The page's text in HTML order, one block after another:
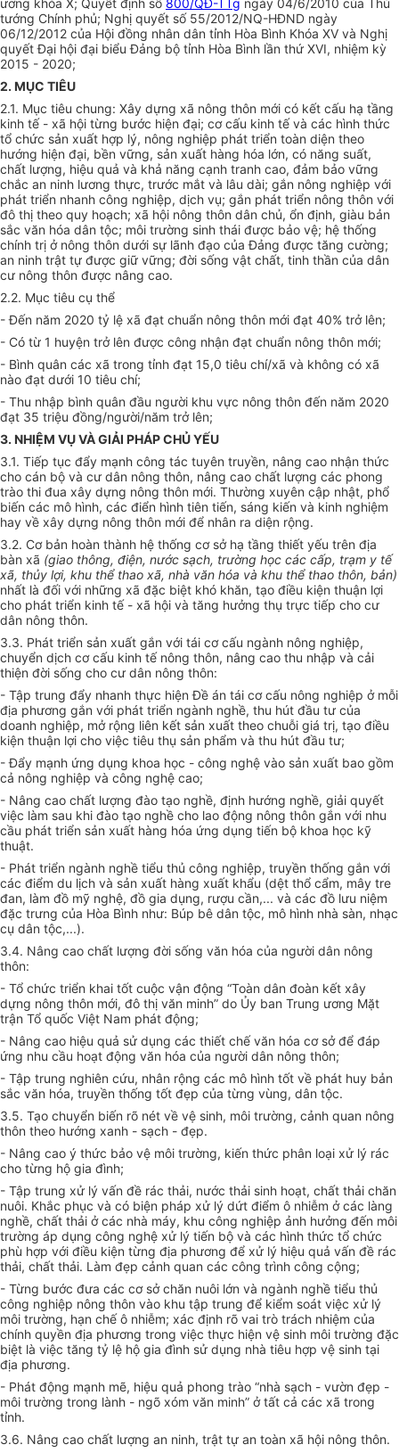
ương khóa X; Quyết định số 800/QĐ-TTg ngày 04/6/2010 của Thủ
tướng Chính phủ; Nghị quyết số55/2012/NQ-HĐND ngày
06/12/2012 của Hội đồng nhân dân tỉnh Hòa Bình Khóa XV và Nghị
quyết Đại hội đại biểu Đảng bộ tỉnh Hòa Bình lần thứ XVI, nhiệm kỳ
2015 - 2020;
2. MỤC TIÊU
2.1. Mục tiêu chung: Xây dựng xã nông thôn mới có kết cấu hạ tầng
kinh tế- xã hội từng bước hiện đại; cơ cấu kinh tếvà các hình thức
tổ chức sản xuất hợp lý, nông nghiệp phát triển toàn diện theo
hướng hiện đại, bền vững, sản xuất hàng hóa lớn, có năng suất,
chất lượng, hiệu quả và khả năng cạnh tranh cao, đảm bảo vững
chắc an ninh lương thực, trước mắt và lâu dài; gắn nông nghiệp với
phát triển nhanh công nghiệp, dịch vụ; gắn phát triển nông thôn với
đô thị theo quy hoạch; xã hội nông thôn dân chủ, ổn định, giàu bản
sắc văn hóa dân tộc; môi trường sinh thái được bảo vệ; hệ thống
chính trị ở nông thôn dưới sự lãnh đạo của Đảng được tăng cường;
an ninh trật tự được giữ vững; đời sống vật chất, tinh thần của dân
cư nông thôn được nâng cao.
2.2. Mục tiêu cụ thể
- Đến năm 2020 tỷ lệ xã đạt chuẩn nông thôn mới đạt 40% trở lên;
- Có từ 1 huyện trở lên được công nhận đạt chuẩn nông thôn mới;
- Bình quân các xã trong tỉnh đạt 15,0 tiêu chí/xã và không có xã
nào đạt dưới 10 tiêu chí;
- Thu nhập bình quân đầu người khu vực nông thôn đến năm 2020
đạt 35 triệu đồng/người/năm trở lên;
3. NHIỆM VỤ VÀ GIẢI PHÁP CHỦ YẾU
3.1. Tiếp tục đẩy mạnh công tác tuyên truyền, nâng cao nhận thức
cho cán bộ và cư dân nông thôn, nâng cao chất lượng các phong
trào thi đua xây dựng nông thôn mới. Thường xuyên cập nhật, phổ
biến các mô hình, các điển hình tiên tiến, sáng kiến và kinh nghiệm
hay về xây dựng nông thôn mới để nhân ra diện rộng.
3.2. Cơ bản hoàn thành hệ thống cơ sở hạ tầng thiết yếu trên địa
bàn xã (giao thông, điện, nước sạch, trường học các cấp, trạm y tế
xã, thủy lợi, khu thể thao xã, nhà văn hóa và khu thể thao thôn, bản)
nhất là đối với những xã đặc biệt khó khăn, tạo điều kiện thuận lợi
cho phát triển kinh tế - xã hội và tăng hưởng thụ trực tiếp cho cư
dân nông thôn.
3.3. Phát triển sản xuất gắn với tái cơ cấu ngành nông nghiệp,
chuyển dịch cơ cấu kinh tế nông thôn, nâng cao thu nhập và cải
thiện đời sống cho cư dân nông thôn:
- Tập trung đẩy nhanh thực hiện Đề án tái cơ cấu nông nghiệp ở mỗi
địa phương gắn với phát triển ngành nghề, thu hút đầu tư của
doanh nghiệp, mở rộng liên kết sản xuất theo chuỗi giá trị, tạo điều
kiện thuận lợi cho việc tiêu thụ sản phẩm và thu hút đầu tư;
- Đẩy mạnh ứng dụng khoa học - công nghệ vào sản xuất bao gồm
cả nông nghiệp và công nghệ cao;
- Nâng cao chất lượng đào tạo nghề, định hướng nghề, giải quyết
việc làm sau khi đào tạo nghề cho lao động nông thôn gắn với nhu
cầu phát triển sản xuất hàng hóa ứng dụng tiến bộ khoa học kỹ
thuật.
- Phát triển ngành nghề tiểu thủ công nghiệp, truyền thống gắn với
các điểm du lịch và sản xuất hàng xuất khẩu (dệt thổ cẩm, mây tre
đan, làm đồ mỹ nghệ, đồ gia dụng, rượu cần,... và các đồ lưu niệm
đặc trưng của Hòa Bình như: Búp bê dân tộc, mô hình nhà sàn, nhạc
cụ dân tộc,...).
3.4. Nâng cao chất lượng đời sống văn hóa của người dân nông
thôn:
- Tổ chức triển khai tốt cuộc vận động “Toàn dân đoàn kết xây
dựng nông thôn mới, đô thị văn minh” do Ủy ban Trung ương Mặt
trận Tổ quốc Việt Nam phát động;
- Nâng cao hiệu quả sử dụng các thiết chế văn hóa cơ sở để đáp
ứng nhu cầu hoạt động văn hóa của người dân nông thôn;
- Tập trung nghiên cứu, nhân rộng các mô hình tốt về phát huy bản
sắc văn hóa, truyền thống tốt đẹp của từng vùng, dân tộc.
3.5. Tạo chuyển biến rõ nét về vệ sinh, môi trường, cảnh quan nông
thôn theo hướng xanh - sạch - đẹp.
- Nâng cao ý thức bảo vệ môi trường, kiến thức phân loại xử lý rác
cho từng hộ gia đình;
- Tập trung xử lý vấn đề rác thải, nước thải sinh hoạt, chất thải chăn
nuôi. Khắc phục và có biện pháp xử lý dứt điểm ô nhiễm ở các làng
nghề, chất thải ởcác nhà máy, khu công nghiệp ảnh hưởng đến môi
trường áp dụng công nghệ xử lý tiến bộ và các hình thức tổ chức
phù hợp với điều kiện từng địa phương để xử lý hiệu quả vấn đề rác
thải, chất thải. Làm đẹp cảnh quan các công trình công cộng;
- Từng bước đưa các cơ sởchăn nuôi lớn và ngành nghề tiểu thủ
công nghiệp nông thôn vào khu tập trung để kiểm soát việc xử lý
môi trường, hạn chế ô nhiễm; xác định rõ vai trò trách nhiệm của
chính quyền địa phương trong việc thực hiện vệ sinh môi trường đặc
biệt là việc tăng tỷ lệ hộ gia đình sử dụng nhà tiêu hợp vệ sinh tại
địa phương.
- Phát động mạnh mẽ, hiệu quả phong trào “nhà sạch - vườn đẹp -
môi trường trong lành - ngõ xóm văn minh” ở tất cả các xã trong
tỉnh.
3.6. Nâng cao chất lượng an ninh, trật tự an toàn xã hội nông thôn.